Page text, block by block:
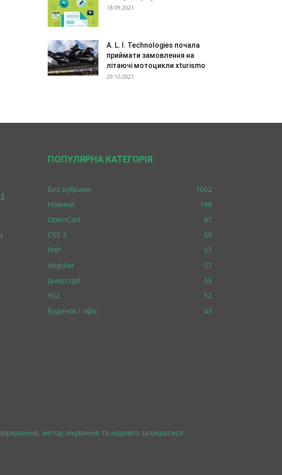
18.09.2021
A. L. I. Technologies почала
приймати замовлення на
літаючі мотоцикли xturismo
29.10.2021
ПОПУЛЯРНА КАТЕГОРІЯ
Без рубрики
1062
Новини
188
OpenCart
87
CSS 3
59
PHP
57
Angular
57
Javascript
55
Yii2
52
Будинок і офіс
43
метод лікування та надовго залишатися